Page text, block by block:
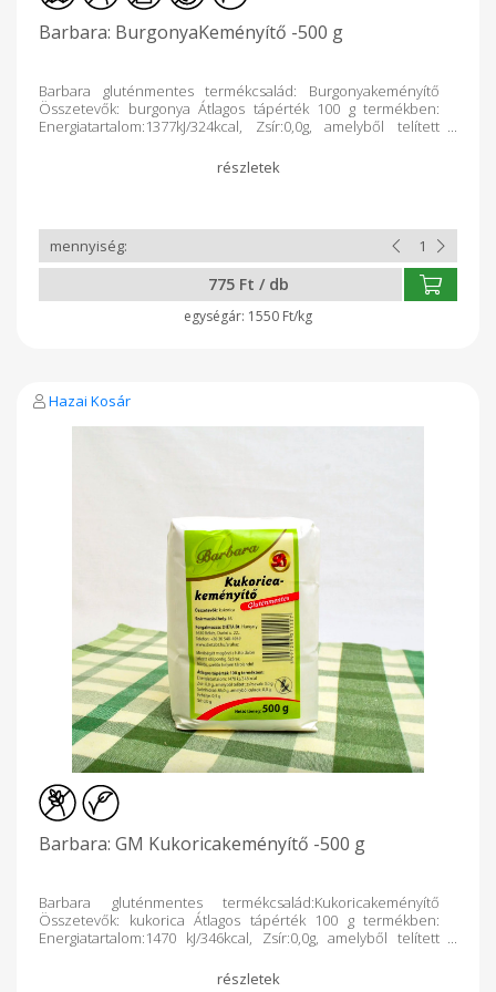
Barbara: BurgonyaKeményítő -500 g
Barbara gluténmentes termékcsalád: Burgonyakeményítő
Összetevők: burgonya Átlagos tápérték 100 g termékben:
Energiatartalom:1377kJ/324kcal, Zsír:0,0g, amelyből telített
Fehérje:0,0g, Só:0,1g Származási hely: EU Gyártó: Diéta Bt,
775 Ft / db
1550 Ft/kg
Hazai Kosár
Barbara: GM Kukoricakeményítő -500 g
Barbara gluténmentes termékcsalád:Kukoricakeményítő
Összetevők: kukorica Átlagos tápérték 100 g termékben:
Energiatartalom:1470 kJ/346kcal, Zsír:0,0g, amelyből telített
Fehérje:0,5g, Só:0,0g Gyártó:Diéta Bt